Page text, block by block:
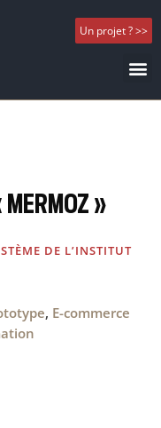
Un projet ? >>
»
DE L’INSTITUT
, E-commerce